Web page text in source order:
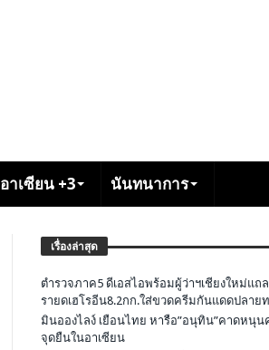
อาเซียน +3 นันทนาการ
เรื่องล่าสุด
ตำรวจภาค5 ดีเอสไอพร้อมผู้ว่าฯเชียงใหม่แถ
รายดเฮโรอีน8.2กก.ใส่ขวดครีมกันแดดปลายท
มินอองไลง์ เยือนไทย หารือ”อนุทิน”คาดหนุ
จุดยืนในอาเซียน